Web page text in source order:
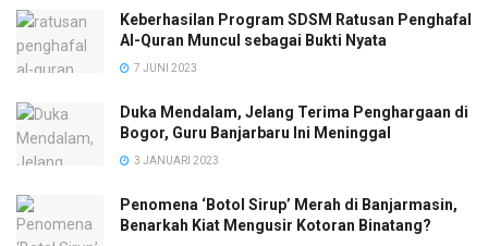
Keberhasilan Program SDSM Ratusan Penghafal
Al-Quran Muncul sebagai Bukti Nyata
7 JUNI 2023
Duka Mendalam, Jelang Terima Penghargaan di
Bogor, Guru Banjarbaru Ini Meninggal
3 JANUARI 2023
Penomena ‘Botol Sirup’ Merah di Banjarmasin,
Benarkah Kiat Mengusir Kotoran Binatang?